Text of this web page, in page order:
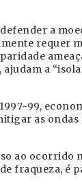
a
requer
a
99,
as
ao ocorrido
fraqueza, é